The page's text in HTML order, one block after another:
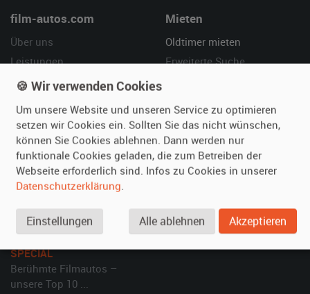
film-autos.com
Über uns
Leistungen
Referenzen
Mieten
Oldtimer mieten
Erweiterte Suche
Vermieten
Oldtimer anmelden
Fotos senden
Inserat verwalten
Hilfe
Häufige Fragen (FAQ)
So funktioniert's
SPECIAL
Berühmte Filmautos –
unsere Top 10 ...
🍪 Wir verwenden Cookies
Um unsere Website und unseren Service zu optimieren
setzen wir Cookies ein. Sollten Sie das nicht wünschen,
können Sie Cookies ablehnen. Dann werden nur
funktionale Cookies geladen, die zum Betreiben der
Webseite erforderlich sind. Infos zu Cookies in unserer
Datenschutzerklärung.
Einstellungen Alle ablehnen Akzeptieren